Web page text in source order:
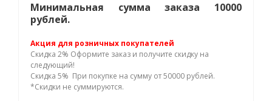
Минимальная сумма заказа 10000
рублей.
Акция для розничных покупателей
Скидка 2% Оформите заказ и получите скидку на
следующий!
Скидка 5% При покупке на сумму от 50000 рублей.
*Скидки не суммируются.